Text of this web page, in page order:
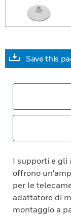
Save this
I supporti e gli
offrono
per le
adattatore di
montaggio a